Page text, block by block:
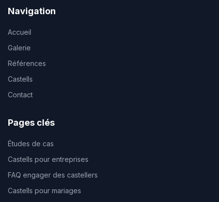
Navigation
Accueil
Galerie
Références
Castells
Contact
Pages clés
Études de cas
Castells pour entreprises
FAQ engager des castellers
Castells pour mariages